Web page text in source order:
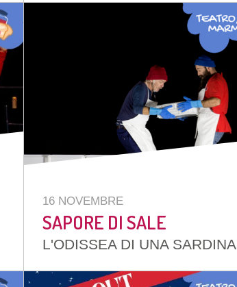
16 NOVEMBRE
SAPORE DI SALE
L'ODISSEA DI UNA SARDINA